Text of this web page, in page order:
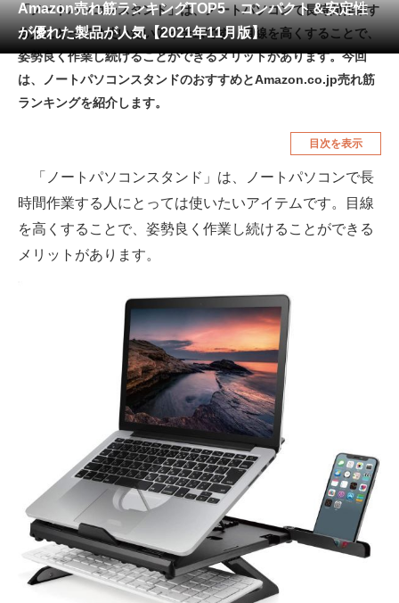
工具・DIY 本・DVD・CD
生活家電 生活用品
空調・季節家電 美容・コスメ
メディア
ITの今と未来を見通す
スマホと通信の最新トレンド
進化するPCとデバイスの未来
好きが集まる 比べて選べる
ビジネスと働き方のヒント
AI活用のいまが分かる
企業ITのトレンドを詳説
経営リーダーのコミュニティ
Amazon売れ筋ランキングTOP5 コンパクト＆安定性
が優れた製品が人気【2021年11月版】
「ノートパソコンスタンド」は、ノートパソコンで長時間作業す
る人にとっては使いたいアイテムです。目線を高くすることで、
姿勢良く作業し続けることができるメリットがあります。今回
は、ノートパソコンスタンドのおすすめとAmazon.co.jp売れ筋
ランキングを紹介します。
目次を表示
「ノートパソコンスタンド」は、ノートパソコンで長
時間作業する人にとっては使いたいアイテムです。目線
を高くすることで、姿勢良く作業し続けることができる
メリットがあります。